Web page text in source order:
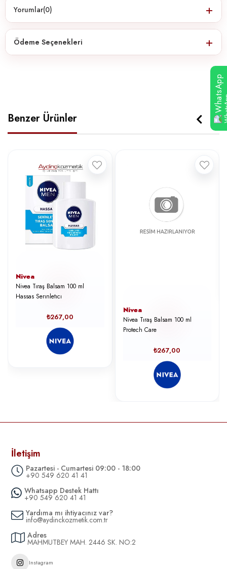
Yorumlar(0)
Ödeme Seçenekleri
Benzer Ürünler
Nivea
Nivea Tıraş Balsam 100 ml
Hassas Serınletıcı
₺267,00
Nivea
Nivea Tıraş Balsam 100 ml
Protech Care
₺267,00
İletişim
Pazartesi - Cumartesi 09:00 - 18:00
+90 549 620 41 41
Whatsapp Destek Hattı
+90 549 620 41 41
Yardıma mı ihtiyacınız var?
info@aydinckozmetik.com.tr
Adres
MAHMUTBEY MAH. 2446 SK. NO:2
Instagram
WhatsApp